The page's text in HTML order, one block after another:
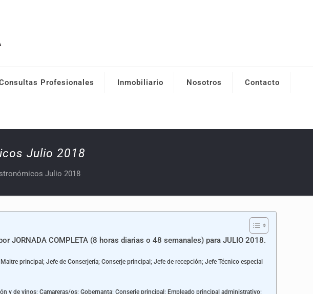
Profesionales Inmobiliario Nosotros Contacto
Julio 2018
Julio 2018
JORNADA COMPLETA (8 horas diarias o 48 semanales) para JULIO 2018.
principal; Jefe de Conserjería; Conserje principal; Jefe de recepción; Jefe Técnico especial
y de vinos; Camareras/os; Gobernanta; Conserje principal; Empleado principal administrativo;